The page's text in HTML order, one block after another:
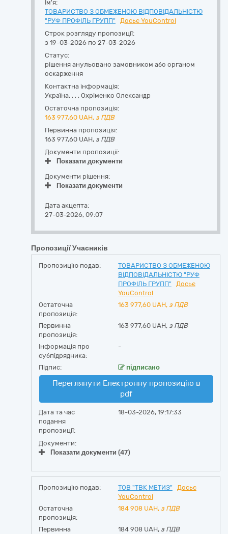
Ім'я:
ТОВАРИСТВО З ОБМЕЖЕНОЮ ВІДПОВІДАЛЬНІСТЮ
"РУФ ПРОФІЛЬ ГРУПП"
Досьє YouControl
Строк розгляду пропозиції:
з 19-03-2026 по 27-03-2026
Статус:
рішення анульовано замовником або органом
оскарження
Контактна інформація:
Україна, , , , Охріменко Олександр
Остаточна пропозиція:
163 977,60 UAH, з ПДВ
Первинна пропозиція:
163 977,60 UAH, з ПДВ
Документи пропозиції:
Показати документи
Документи рішення:
Показати документи
Дата акцепта:
27-03-2026, 09:07
Пропозиції Учасників
Пропозицію подав:
ТОВАРИСТВО З ОБМЕЖЕНОЮ
ВІДПОВІДАЛЬНІСТЮ "РУФ
ПРОФІЛЬ ГРУПП"
Досьє
YouControl
Остаточна
пропозиція:
163 977,60 UAH, з ПДВ
Первинна
пропозиція:
163 977,60 UAH, з ПДВ
Інформація про
субпідрядника:
-
Підпис: підписано
Переглянути Електронну пропозицію в
pdf
Дата та час
подання
пропозиції:
18-03-2026, 19:17:33
Документи:
Показати документи (47)
Пропозицію подав: ТОВ "ТВК МЕТИЗ"
Досьє
YouControl
Остаточна
пропозиція:
184 908 UAH, з ПДВ
Первинна
184 908 UAH, з ПДВ